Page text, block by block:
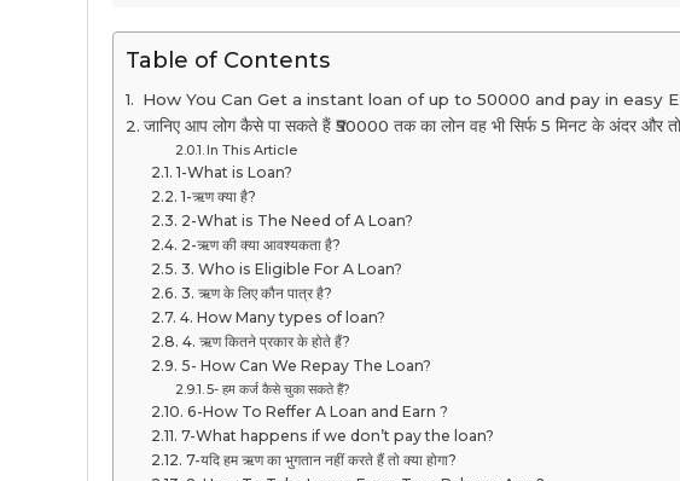
Table of Contents
How You Can Get a instant loan of up to 50000 and pay in easy
जानिए आप लोग कैसे पा सकते हैं ₹50000 तक का लोन वह भी सिर्फ 5 मिनट के अंदर और
In This Article
1-What is Loan?
1-ऋण क्या है?
2-What is The Need of A Loan?
2-ऋण की क्या आवश्यकता है?
3. Who is Eligible For A Loan?
3. ऋण के लिए कौन पात्र है?
4. How Many types of loan?
4. ऋण कितने प्रकार के होते हैं?
5- How Can We Repay The Loan?
5- हम कर्ज कैसे चुका सकते हैं?
6-How To Reffer A Loan and Earn ?
7-What happens if we don’t pay the loan?
7-यदि हम ऋण का भुगतान नहीं करते हैं तो क्या होगा?